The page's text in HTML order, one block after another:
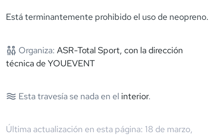
Está terminantemente prohibido el uso de neopreno.
Organiza: ASR-Total Sport, con la dirección
técnica de YOUEVENT
Esta travesía se nada en el interior.
Última actualización en esta página: 18 de marzo,